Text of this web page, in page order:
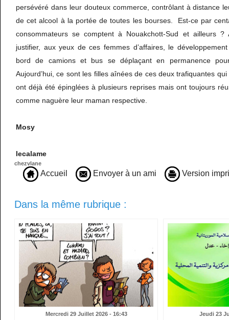
persévéré dans leur douteux commerce, contrôlant à distance
de cet alcool à la portée de toutes les bourses. Est-ce par
consommateurs se comptent à Nouakchott-Sud et ailleurs
justifier, aux yeux de ces femmes d’affaires, le
bord de camions et bus se déplaçant en permanence
Aujourd’hui, ce sont les filles aînées de ces deux trafiquantes
ont déjà été épinglées à plusieurs reprises mais ont toujours
comme naguère leur maman respective.
Mosy
lecalame
chezvlane
Accueil Envoyer à un ami Version
Dans la même rubrique :
Mercredi 29 Juillet 2026 - 16:43 Jeudi 23